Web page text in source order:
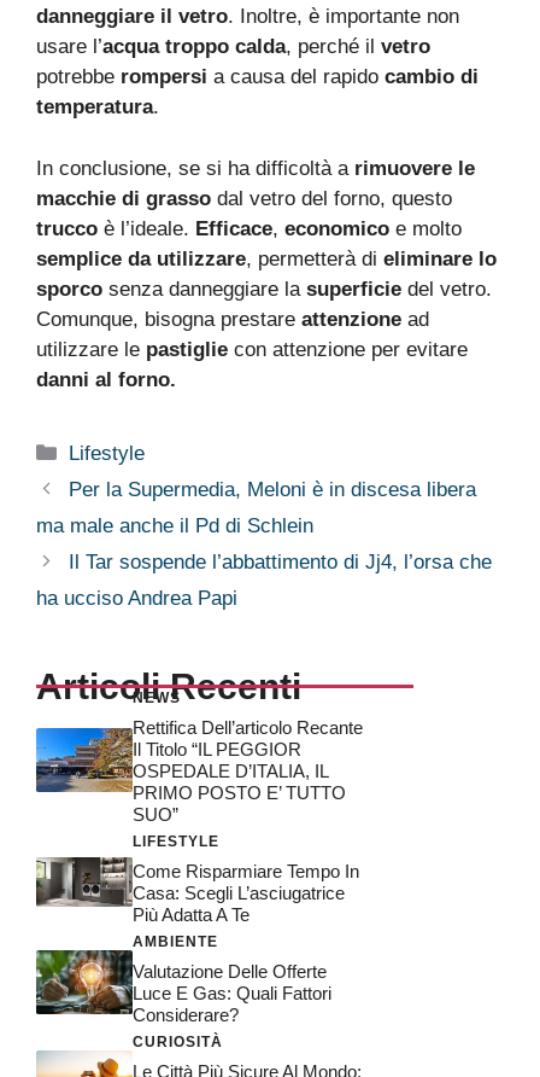
danneggiare il vetro. Inoltre, è importante non
usare l’acqua troppo calda, perché il vetro
potrebbe rompersi a causa del rapido cambio di
temperatura.
In conclusione, se si ha difficoltà a rimuovere le
macchie di grasso dal vetro del forno, questo
trucco è l’ideale. Efficace, economico e molto
semplice da utilizzare, permetterà di eliminare lo
sporco senza danneggiare la superficie del vetro.
Comunque, bisogna prestare attenzione ad
utilizzare le pastiglie con attenzione per evitare
danni al forno.
Categorie
Lifestyle
Per la Supermedia, Meloni è in discesa libera
ma male anche il Pd di Schlein
Il Tar sospende l’abbattimento di Jj4, l’orsa che
ha ucciso Andrea Papi
Articoli Recenti
NEWS
Rettifica Dell’articolo Recante
Il Titolo “IL PEGGIOR
OSPEDALE D’ITALIA, IL
PRIMO POSTO E’ TUTTO
SUO”
LIFESTYLE
Come Risparmiare Tempo In
Casa: Scegli L’asciugatrice
Più Adatta A Te
AMBIENTE
Valutazione Delle Offerte
Luce E Gas: Quali Fattori
Considerare?
CURIOSITÀ
Le Città Più Sicure Al Mondo: